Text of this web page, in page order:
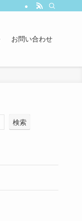
お問い合わせ
検索